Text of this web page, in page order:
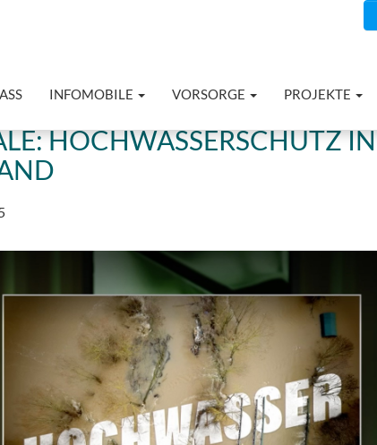
INFOMOBILE VORSORGE PROJEKTE
HOCHWASSERSCHUTZ IN